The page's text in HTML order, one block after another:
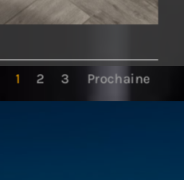
1 2 3 Prochaine